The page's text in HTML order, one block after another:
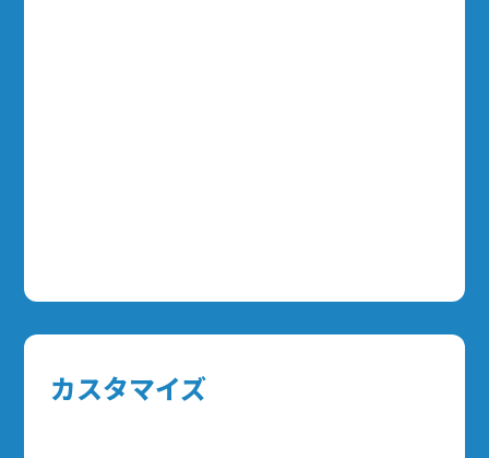
カスタマイズ